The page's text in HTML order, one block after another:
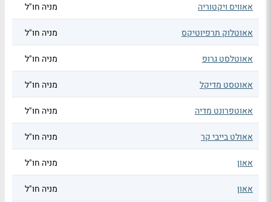
אאוויס ויקטוריה מניה חו"ל
אאוטלוק תרפיוטיקס מניה חו"ל
אאוטלסט גרופ מניה חו"ל
אאוטסט מדיקל מניה חו"ל
אאוטפרונט מדיה מניה חו"ל
אאולט בייבי קר מניה חו"ל
אאון מניה חו"ל
אאון מניה חו"ל